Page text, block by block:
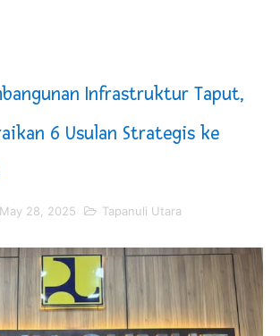
Buka Pekan Olahraga HUT ke-81 RI
Barat Lulus PPDS di FK USU,
Komunikasi ke semua Stackholder
Infrastruktur Taput,
6 Usulan Strategis ke
May 28, 2025 Tapanuli Utara